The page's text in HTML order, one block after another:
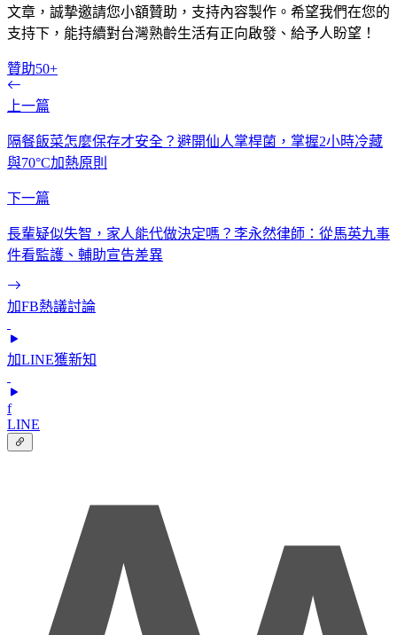
文章，誠摯邀請您小額贊助，支持內容製作。希望我們在您的
支持下，能持續對台灣熟齡生活有正向啟發、給予人盼望！
贊助50+
上一篇
隔餐飯菜怎麼保存才安全？避開仙人掌桿菌，掌握2小時冷藏
與70°C加熱原則
下一篇
長輩疑似失智，家人能代做決定嗎？李永然律師：從馬英九事
件看監護、輔助宣告差異
加FB熱議討論
加LINE獲新知
f
LINE